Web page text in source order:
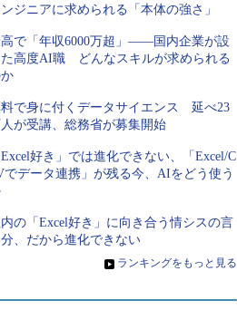
ジニアに求められる「本体の強さ」
で「年収6000万超」――国内企業が設
高度AI職 どんなスキルが求められる
で身に付くデータサイエンス 延べ23
が受講、総務省が募集開始
好き」では進化できない、「Excel/C
でデータ連携」が残る今、AIをどう使う
の「Excel好き」に向き合う情シスの言
、だから進化できない
» ランキングをもっと見る